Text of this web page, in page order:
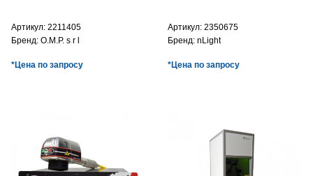
Артикул: 2211405
Бренд: O.M.P. s r l
*Цена по запросу
Артикул: 2350675
Бренд: nLight
*Цена по запросу